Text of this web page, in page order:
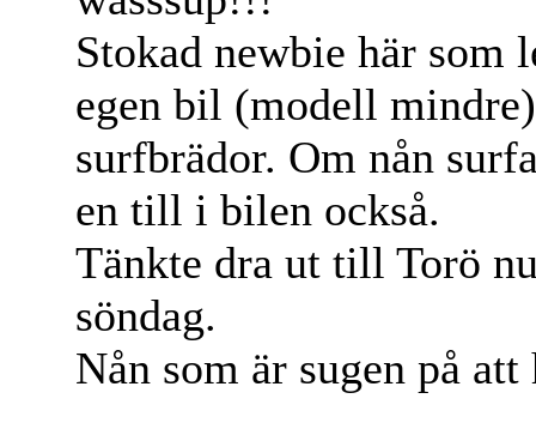
Stokad newbie här
egen bil (modell
surfbrädor. Om nån
en till i bilen också.
Tänkte dra ut till Torö
söndag.
Nån som är sugen på att